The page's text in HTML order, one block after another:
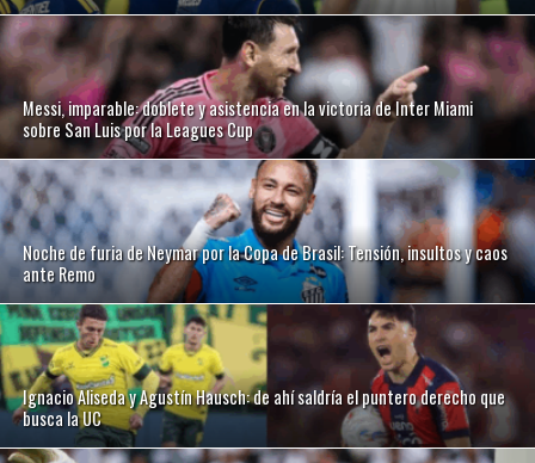
Messi, imparable: doblete y asistencia en la victoria de Inter Miami
sobre San Luis por la Leagues Cup
Noche de furia de Neymar por la Copa de Brasil: Tensión, insultos y caos
ante Remo
Ignacio Aliseda y Agustín Hausch: de ahí saldría el puntero derecho que
busca la UC